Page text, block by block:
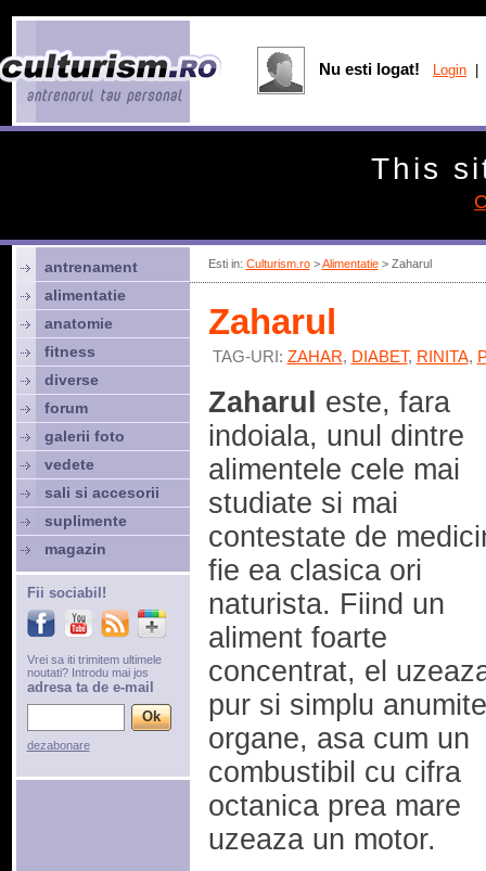
Esti in: Culturism.ro>Alimentatie> Zaharul
Zaharul
TAG-URI: ZAHAR, DIABET, RINITA,
Zaharul
este, fara
indoiala, unul dintre
alimentele cele mai
studiate si mai
contestate de
fie ea clasica ori
naturista. Fiind un
aliment foarte
concentrat, el
pur si simplu anumite
organe, asa cum un
combustibil cu cifra
octanica prea mare
uzeaza un motor.
antrenament
alimentatie
anatomie
fitness
diverse
forum
galerii foto
vedete
sali si accesorii
suplimente
magazin
Fii sociabil!
Vrei sa iti trimitem ultimele
noutati? Introdu mai jos
adresa ta de e-mail
dezabonare
Nu esti logat! Login
This